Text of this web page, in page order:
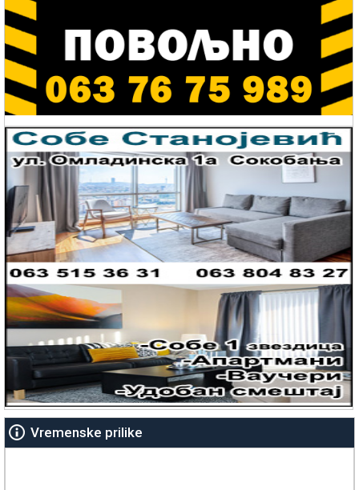
Vremenske prilike